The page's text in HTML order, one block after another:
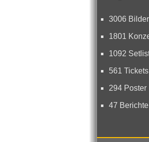
3006 Bilder
1801
1092
561 Tickets
294 Poster
47 Berichte